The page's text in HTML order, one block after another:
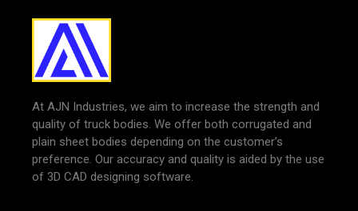
At AJN Industries, we aim to increase the strength and
quality of truck bodies. We offer both corrugated and
plain sheet bodies depending on the customer’s
preference. Our accuracy and quality is aided by the use
of 3D CAD designing software.